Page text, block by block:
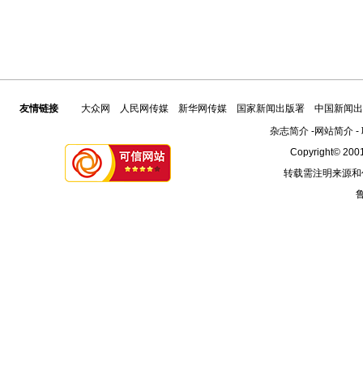
友情链接 大众网 人民网传媒 新华网传媒 国家新闻出版署
中国新闻
杂志简介-网站简介-
Copyright©
转载需注明来源